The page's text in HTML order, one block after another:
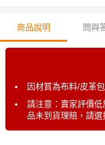
商品說明 問與
因材質為布料/皮革
請注意：賣家評價
品未到貨理賠，請選